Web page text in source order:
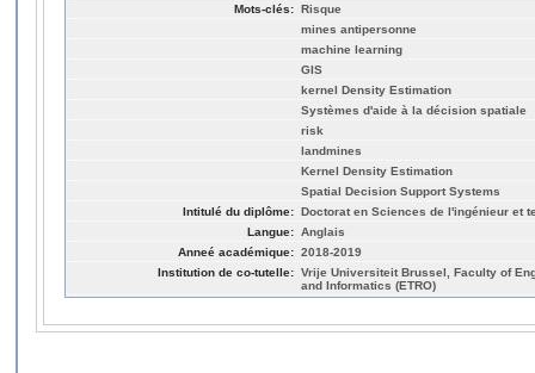
Mots-clés: Risque
mines antipersonne
machine learning
GIS
kernel Density Estimation
Systèmes d'aide à la décision spatiale
risk
landmines
Kernel Density Estimation
Spatial Decision Support Systems
Intitulé du diplôme: Doctorat en Sciences de l'ingénieur et
Langue: Anglais
Anneé académique: 2018-2019
Institution de co-tutelle: Vrije Universiteit Brussel, Faculty of
and Informatics (ETRO)